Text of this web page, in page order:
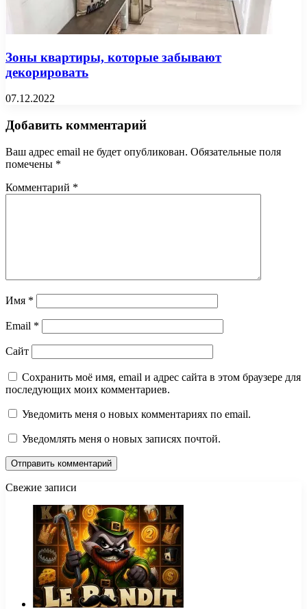
Зоны квартиры, которые забывают
декорировать
07.12.2022
Добавить комментарий
Ваш адрес email не будет опубликован. Обязательные поля
помечены *
Комментарий *
Имя *
Email *
Сайт
Сохранить моё имя, email и адрес сайта в этом браузере для
последующих моих комментариев.
Уведомить меня о новых комментариях по email.
Уведомлять меня о новых записях почтой.
Свежие записи